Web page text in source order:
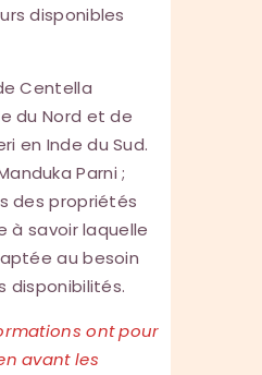
disponibles
Centella
du Nord et de
en Inde du Sud.
Parni ;
des propriétés
à savoir laquelle
au besoin
disponibilités.
ont pour
avant les